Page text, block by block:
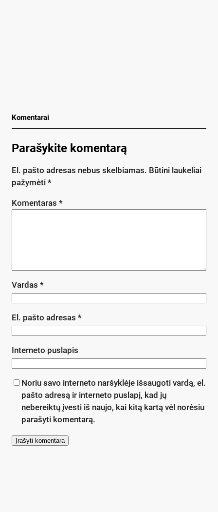
Komentarai
Parašykite komentarą
El. pašto adresas nebus skelbiamas. Būtini laukeliai
pažymėti *
Komentaras *
Vardas *
El. pašto adresas *
Interneto puslapis
Noriu savo interneto naršyklėje išsaugoti vardą, el.
pašto adresą ir interneto puslapį, kad jų
nebereiktų įvesti iš naujo, kai kitą kartą vėl norėsiu
parašyti komentarą.